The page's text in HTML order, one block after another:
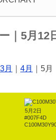
｜5月12
3月 4月 ｜5月
5月2日
#007F4D